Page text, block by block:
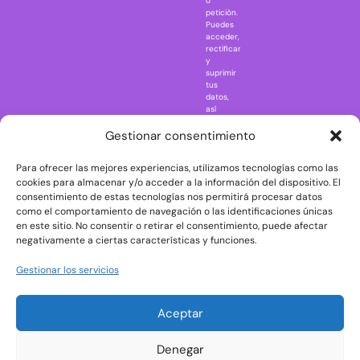
Gestionar consentimiento
Para ofrecer las mejores experiencias, utilizamos tecnologías como las
cookies para almacenar y/o acceder a la información del dispositivo. El
consentimiento de estas tecnologías nos permitirá procesar datos
como el comportamiento de navegación o las identificaciones únicas
en este sitio. No consentir o retirar el consentimiento, puede afectar
negativamente a ciertas características y funciones.
Gestionar los servicios
Aceptar
Denegar
Rick and
The Big Bang
Theory
The Blues
Brothers
The
The Shining
petición.
Puedes
acceder,
rectificar
y
suprimir
tus
datos,
así
ejercer
consultando
la
información
adicional
y
detallada
sobre